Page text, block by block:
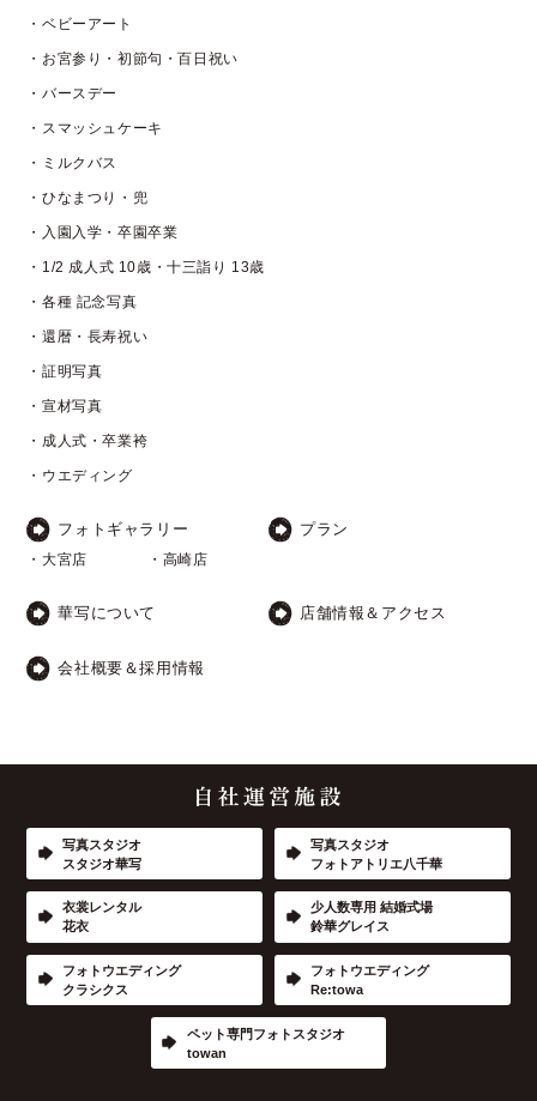
・ベビーアート
・お宮参り・初節句・百日祝い
・バースデー
・スマッシュケーキ
・ミルクバス
・ひなまつり・兜
・入園入学・卒園卒業
・1/2 成人式 10歳・十三詣り 13歳
・各種 記念写真
・還暦・長寿祝い
・証明写真
・宣材写真
・成人式・卒業袴
・ウエディング
フォトギャラリー
・大宮店 ・高崎店
プラン
華写について 店舗情報＆アクセス
会社概要＆採用情報
写真スタジオ
スタジオ華写
写真スタジオ
フォトアトリエ八千華
衣裳レンタル
花衣
少人数専用 結婚式場
鈴華グレイス
フォトウエディング
クラシクス
フォトウエディング
Re:towa
ペット専門フォトスタジオ
towan